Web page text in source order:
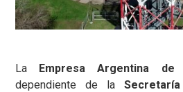
La Empresa Argentina de
dependiente de la